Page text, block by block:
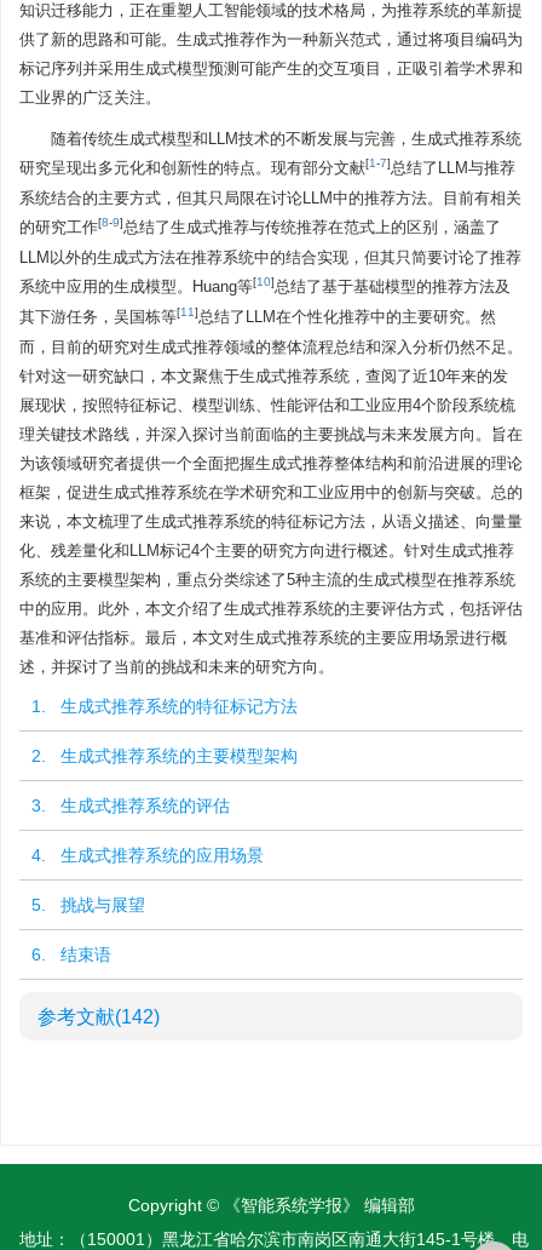
知识迁移能力，正在重塑人工智能领域的技术格局，为推荐系统的革新提
供了新的思路和可能。生成式推荐作为一种新兴范式，通过将项目编码为
标记序列并采用生成式模型预测可能产生的交互项目，正吸引着学术界和
工业界的广泛关注。
随着传统生成式模型和LLM技术的不断发展与完善，生成式推荐系统
研究呈现出多元化和创新性的特点。现有部分文献[1-7]总结了LLM与推荐
系统结合的主要方式，但其只局限在讨论LLM中的推荐方法。目前有相关
的研究工作[8-9]总结了生成式推荐与传统推荐在范式上的区别，涵盖了
LLM以外的生成式方法在推荐系统中的结合实现，但其只简要讨论了推荐
系统中应用的生成模型。Huang等[10]总结了基于基础模型的推荐方法及
其下游任务，吴国栋等[11]总结了LLM在个性化推荐中的主要研究。然
而，目前的研究对生成式推荐领域的整体流程总结和深入分析仍然不足。
针对这一研究缺口，本文聚焦于生成式推荐系统，查阅了近10年来的发
展现状，按照特征标记、模型训练、性能评估和工业应用4个阶段系统梳
理关键技术路线，并深入探讨当前面临的主要挑战与未来发展方向。旨在
为该领域研究者提供一个全面把握生成式推荐整体结构和前沿进展的理论
框架，促进生成式推荐系统在学术研究和工业应用中的创新与突破。总的
来说，本文梳理了生成式推荐系统的特征标记方法，从语义描述、向量量
化、残差量化和LLM标记4个主要的研究方向进行概述。针对生成式推荐
系统的主要模型架构，重点分类综述了5种主流的生成式模型在推荐系统
中的应用。此外，本文介绍了生成式推荐系统的主要评估方式，包括评估
基准和评估指标。最后，本文对生成式推荐系统的主要应用场景进行概
述，并探讨了当前的挑战和未来的研究方向。
1. 生成式推荐系统的特征标记方法
2. 生成式推荐系统的主要模型架构
3. 生成式推荐系统的评估
4. 生成式推荐系统的应用场景
5. 挑战与展望
6. 结束语
参考文献(142)
Copyright © 《智能系统学报》 编辑部
地址：（150001）黑龙江省哈尔滨市南岗区南通大街145-1号楼
电